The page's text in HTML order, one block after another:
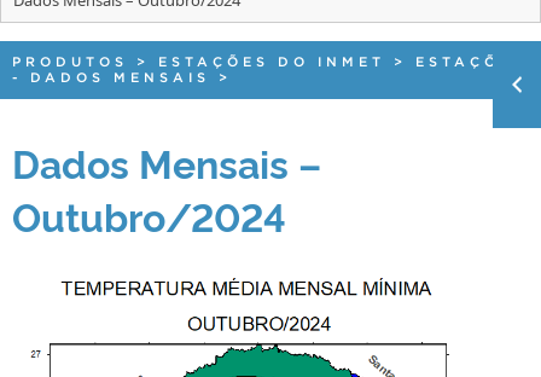
TELEFONES
PRODUTOS > ESTAÇÕES DO INMET > ESTAÇÕES
- DADOS MENSAIS
>
Dados Mensais –
Outubro/2024